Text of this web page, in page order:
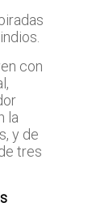
con
la
y de
tres